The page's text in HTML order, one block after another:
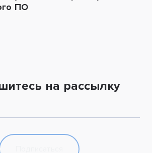
ПО
на рассылку